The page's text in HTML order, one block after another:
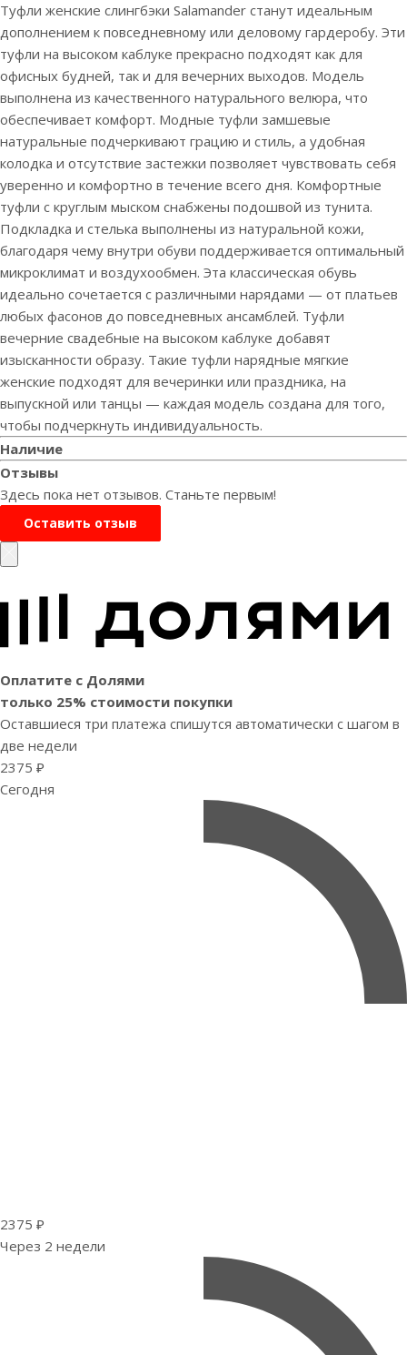
Туфли женские слингбэки Salamander станут идеальным
дополнением к повседневному или деловому гардеробу. Эти
туфли на высоком каблуке прекрасно подходят как для
офисных будней, так и для вечерних выходов. Модель
выполнена из качественного натурального велюра, что
обеспечивает комфорт. Модные туфли замшевые
натуральные подчеркивают грацию и стиль, а удобная
колодка и отсутствие застежки позволяет чувствовать себя
уверенно и комфортно в течение всего дня. Комфортные
туфли с круглым мыском снабжены подошвой из тунита.
Подкладка и стелька выполнены из натуральной кожи,
благодаря чему внутри обуви поддерживается оптимальный
микроклимат и воздухообмен. Эта классическая обувь
идеально сочетается с различными нарядами — от платьев
любых фасонов до повседневных ансамблей. Туфли
вечерние свадебные на высоком каблуке добавят
изысканности образу. Такие туфли нарядные мягкие
женские подходят для вечеринки или праздника, на
выпускной или танцы — каждая модель создана для того,
чтобы подчеркнуть индивидуальность.
Наличие
Отзывы
Здесь пока нет отзывов. Станьте первым!
Оставить отзыв
Оплатите с Долями
только 25% стоимости покупки
Оставшиеся три платежа спишутся автоматически с шагом в
две недели
2375 ₽
Сегодня
2375 ₽
Через 2 недели